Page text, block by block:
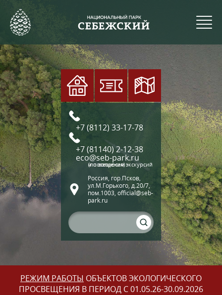
+7 (8112) 33-17-78
+7 (81140) 2-12-38
eco@seb-park.ru
(по вопросам экскурсий и посещения)
Россия, гор.Псков,
ул.М.Горького, д.20/7,
пом.1003, official@seb-
park.ru
РЕЖИМ РАБОТЫ ОБЪЕКТОВ ЭКОЛОГИЧЕСКОГО
ПРОСВЕЩЕНИЯ В ПЕРИОД С 01.05.26-30.09.2026